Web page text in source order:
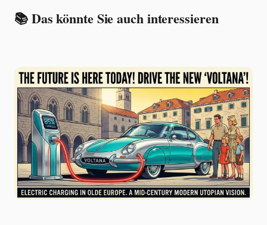
📚 Das könnte Sie auch interessieren